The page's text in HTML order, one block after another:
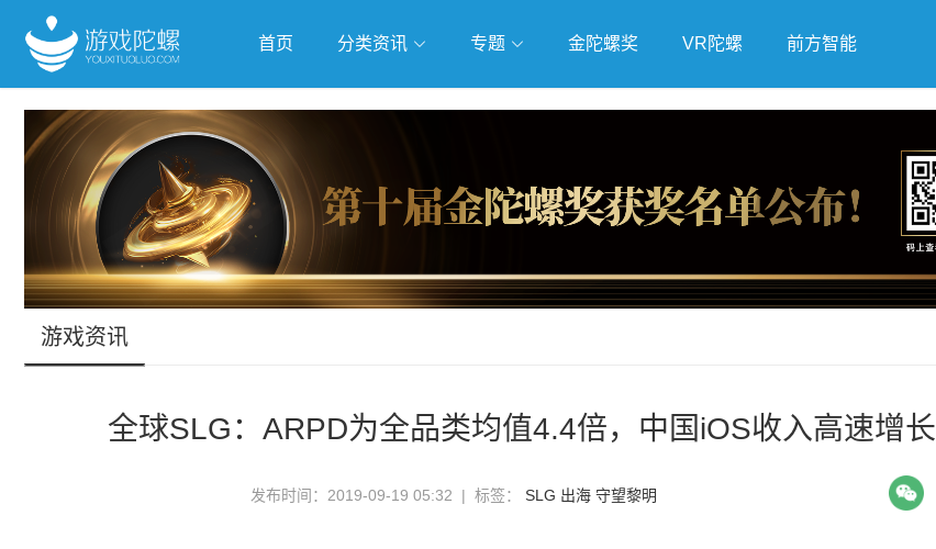
首页 分类资讯 专题
抢滩全球 人工智能 武侠游戏 独立游戏 云游戏
跨界Talk
金陀螺奖 VR陀螺 前方智能
游戏资讯
全球SLG：ARPD为全品类均值4.4倍，中国iOS收入高速增长
发布时间：2019-09-19 05:32 | 标签： SLG 出海 守望黎明